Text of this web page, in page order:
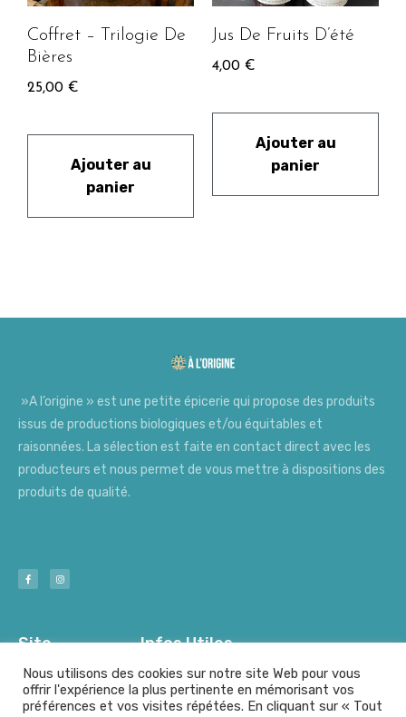
Coffret – Trilogie De
Bières
25,00 €
Ajouter au
panier
Jus De Fruits D’été
4,00 €
Ajouter au
panier
»A l’origine » est une petite épicerie qui propose des produits
issus de productions biologiques et/ou équitables et
raisonnées. La sélection est faite en contact direct avec les
producteurs et nous permet de vous mettre à dispositions des
produits de qualité.
Site Infos Utiles
Nous utilisons des cookies sur notre site Web pour vous
offrir l'expérience la plus pertinente en mémorisant vos
préférences et vos visites répétées. En cliquant sur « Tout